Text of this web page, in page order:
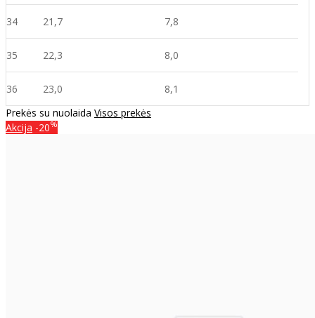
34 21,7 7,8
35 22,3 8,0
36 23,0
8,1
Prekės su nuolaida Visos prekės
Akcija -20%